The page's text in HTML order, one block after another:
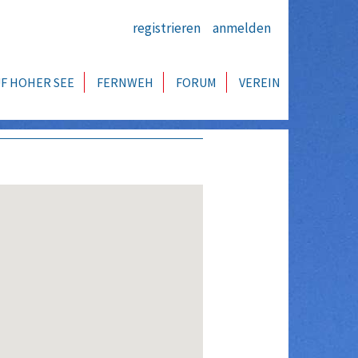
registrieren anmelden
HOHER SEE FERNWEH FORUM VEREIN